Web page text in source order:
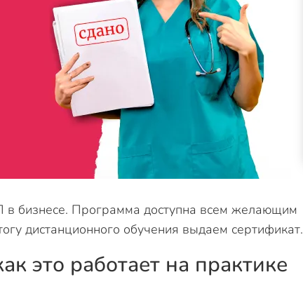
бизнесе. Программа доступна всем желающим
дистанционного обучения выдаем сертификат.
это работает на практике